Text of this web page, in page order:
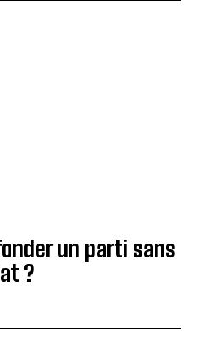
un parti sans
?